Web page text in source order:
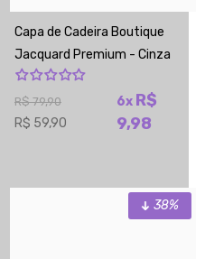
Capa de Cadeira Boutique
Jacquard Premium - Cinza
R$ 79,90
R$ 59,90
6x R$
9,98
38%